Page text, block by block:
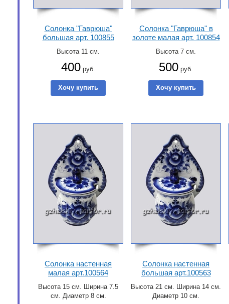
Солонка "Гаврюша"
большая арт. 100855
Высота 11 см.
400 руб.
Солонка "Гаврюша" в
золоте малая арт. 100854
Высота 7 см.
500 руб.
Солонка настенная
малая арт.100564
Высота 15 см. Ширина 7.5
см. Диаметр 8 см.
Солонка настенная
большая арт.100563
Высота 21 см. Ширина 14 см.
Диаметр 10 см.